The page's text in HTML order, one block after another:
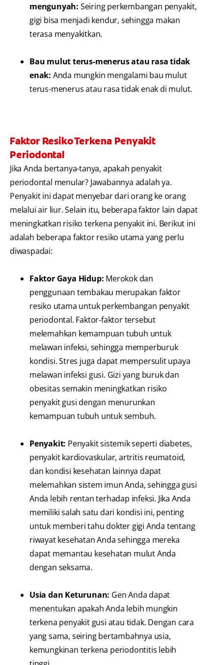
mengunyah: Seiring perkembangan penyakit,
gigi bisa menjadi kendur, sehingga makan
terasa menyakitkan.
Bau mulut terus-menerus atau rasa tidak
enak: Anda mungkin mengalami bau mulut
terus-menerus atau rasa tidak enak di mulut.
Faktor Resiko Terkena Penyakit
Periodontal
Jika Anda bertanya-tanya, apakah penyakit
periodontal menular? Jawabannya adalah ya.
Penyakit ini dapat menyebar dari orang ke orang
melalui air liur. Selain itu, beberapa faktor lain dapat
meningkatkan risiko terkena penyakit ini. Berikut ini
adalah beberapa faktor resiko utama yang perlu
diwaspadai:
Faktor Gaya Hidup: Merokok dan
penggunaan tembakau merupakan faktor
resiko utama untuk perkembangan penyakit
periodontal. Faktor-faktor tersebut
melemahkan kemampuan tubuh untuk
melawan infeksi, sehingga memperburuk
kondisi. Stres juga dapat mempersulit upaya
melawan infeksi gusi. Gizi yang buruk dan
obesitas semakin meningkatkan risiko
penyakit gusi dengan menurunkan
kemampuan tubuh untuk sembuh.
Penyakit: Penyakit sistemik seperti diabetes,
penyakit kardiovaskular, artritis reumatoid,
dan kondisi kesehatan lainnya dapat
melemahkan sistem imun Anda, sehingga gusi
Anda lebih rentan terhadap infeksi. Jika Anda
memiliki salah satu dari kondisi ini, penting
untuk memberi tahu dokter gigi Anda tentang
riwayat kesehatan Anda sehingga mereka
dapat memantau kesehatan mulut Anda
dengan seksama.
Usia dan Keturunan: Gen Anda dapat
menentukan apakah Anda lebih mungkin
terkena penyakit gusi atau tidak. Dengan cara
yang sama, seiring bertambahnya usia,
kemungkinan terkena periodontitis lebih